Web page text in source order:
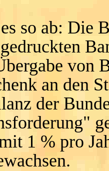
so ab: Die
von
an den
der
1 % pro